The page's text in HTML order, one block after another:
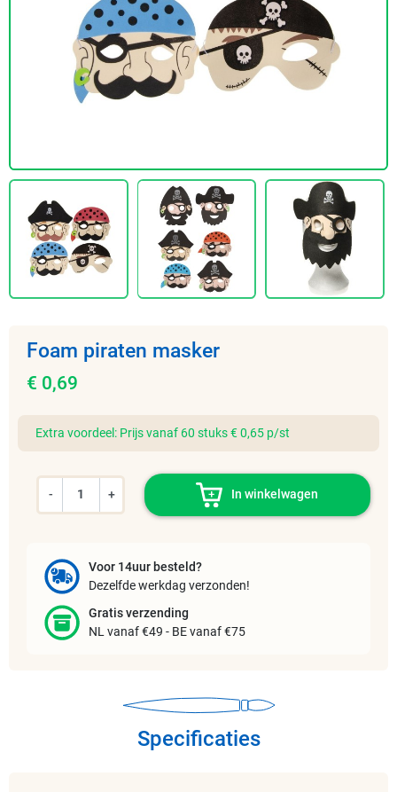
Foam piraten masker
€ 0,69
Extra voordeel: Prijs vanaf 60 stuks € 0,65 p/st
- + In winkelwagen
Voor 14uur besteld?
Dezelfde werkdag verzonden!
Gratis verzending
NL vanaf €49 - BE vanaf €75
Specificaties